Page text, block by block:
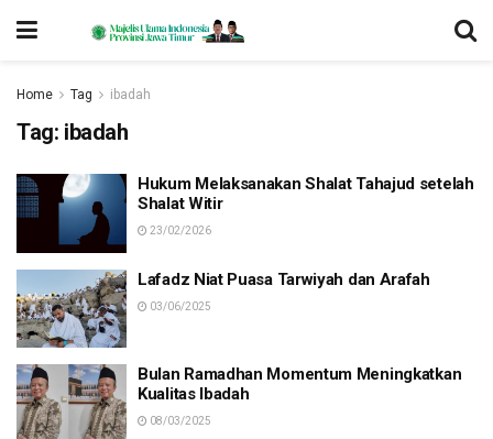
Home Tag ibadah
Tag: ibadah
Hukum Melaksanakan Shalat Tahajud setelah
Shalat Witir
23/02/2026
Lafadz Niat Puasa Tarwiyah dan Arafah
03/06/2025
Bulan Ramadhan Momentum Meningkatkan
Kualitas Ibadah
08/03/2025